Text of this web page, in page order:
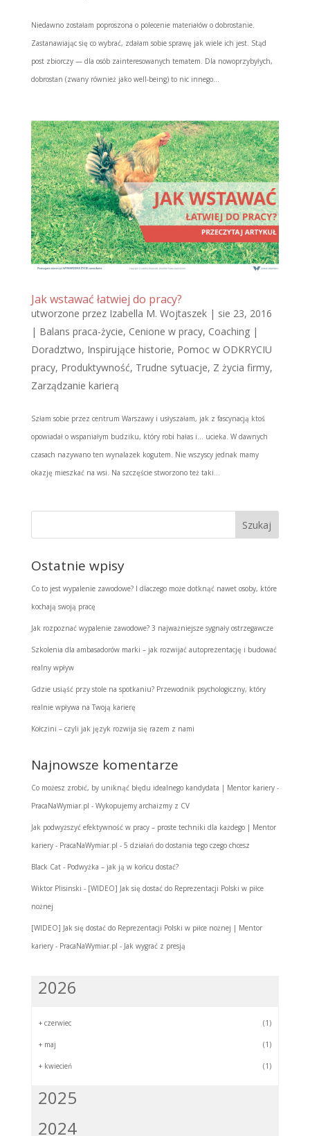
Niedawno zostałam poproszona o polecenie materiałów o dobrostanie.
Zastanawiając się co wybrać, zdałam sobie sprawę jak wiele ich jest. Stąd
post zbiorczy — dla osób zainteresowanych tematem. Dla nowoprzybyłych,
dobrostan (zwany również jako well-being) to nic innego...
Jak wstawać łatwiej do pracy?
utworzone przez Izabella M. Wojtaszek| sie 23, 2016
| Balans praca-życie, Cenione w pracy, Coaching |
Doradztwo, Inspirujące historie, Pomoc w ODKRYCIU
pracy, Produktywność, Trudne sytuacje, Z życia firmy,
Zarządzanie karierą
Szłam sobie przez centrum Warszawy i usłyszałam, jak z fascynacją ktoś
opowiadał o wspaniałym budziku, który robi hałas i… ucieka. W dawnych
czasach nazywano ten wynalazek kogutem. Nie wszyscy jednak mamy
okazję mieszkać na wsi. Na szczęście stworzono też taki...
Ostatnie wpisy
Co to jest wypalenie zawodowe? I dlaczego może dotknąć nawet osoby, które
kochają swoją pracę
Jak rozpoznać wypalenie zawodowe? 3 najważniejsze sygnały ostrzegawcze
Szkolenia dla ambasadorów marki – jak rozwijać autoprezentację i budować
realny wpływ
Gdzie usiąść przy stole na spotkaniu? Przewodnik psychologiczny, który
realnie wpływa na Twoją karierę
Kołczini – czyli jak język rozwija się razem z nami
Najnowsze komentarze
Co możesz zrobić, by uniknąć błędu idealnego kandydata | Mentor kariery -
PracaNaWymiar.pl - Wykopujemy archaizmy z CV
Jak podwyższyć efektywność w pracy – proste techniki dla każdego | Mentor
kariery - PracaNaWymiar.pl - 5 działań do dostania tego czego chcesz
Black Cat- Podwyżka – jak ją w końcu dostać?
Wiktor Plisinski - [WIDEO] Jak się dostać do Reprezentacji Polski w piłce
nożnej
[WIDEO] Jak się dostać do Reprezentacji Polski w piłce nożnej | Mentor
kariery - PracaNaWymiar.pl - Jak wygrać z presją
2026
+ czerwiec (1)
+ maj (1)
+ kwiecień (1)
2025
2024